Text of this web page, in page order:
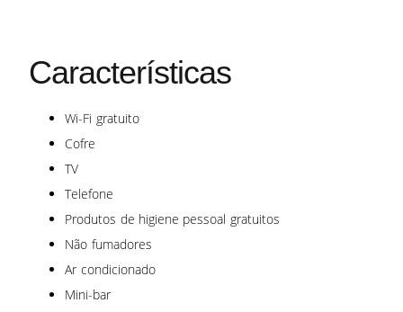
Características
Wi-Fi gratuito
Cofre
TV
Telefone
Produtos de higiene pessoal gratuitos
Não fumadores
Ar condicionado
Mini-bar